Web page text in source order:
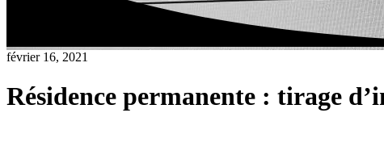
février 16, 2021
Résidence permanente : tirage